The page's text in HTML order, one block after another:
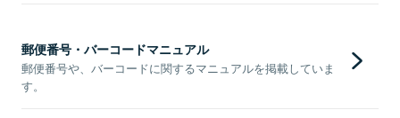
郵便番号・バーコードマニュアル
郵便番号や、バーコードに関するマニュアルを掲載していま
す。